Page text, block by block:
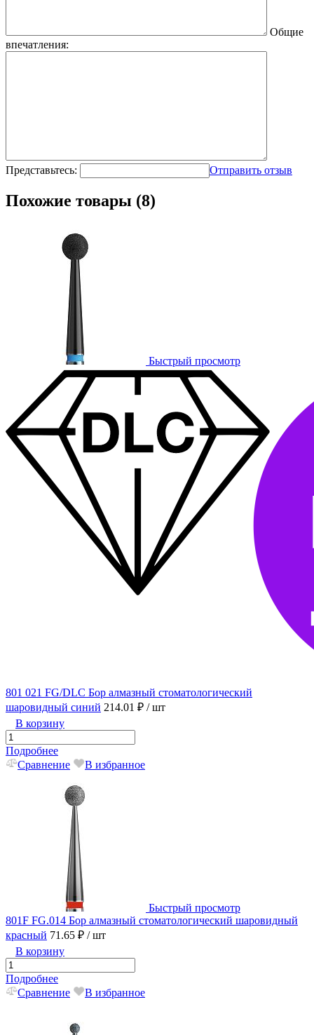
Общие
впечатления:
Представьтесь: Отправить отзыв
Похожие товары (8)
Быстрый просмотр
801 021 FG/DLC Бор алмазный стоматологический
шаровидный синий 214.01 ₽ / шт
В корзину
Подробнее
Сравнение
В избранное
Быстрый просмотр
801F FG.014 Бор алмазный стоматологический шаровидный
красный 71.65 ₽ / шт
В корзину
Подробнее
Сравнение
В избранное